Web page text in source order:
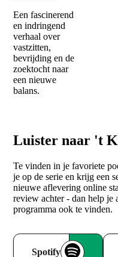
Een fascinerend
en indringend
verhaal over
vastzitten,
bevrijding en de
zoektocht naar
een nieuwe
balans.
Luister naar 't
Te vinden in je favoriete
je op de serie en krijg een
nieuwe aflevering online
review achter - dan help je
programma ook te vinden.
Spotify